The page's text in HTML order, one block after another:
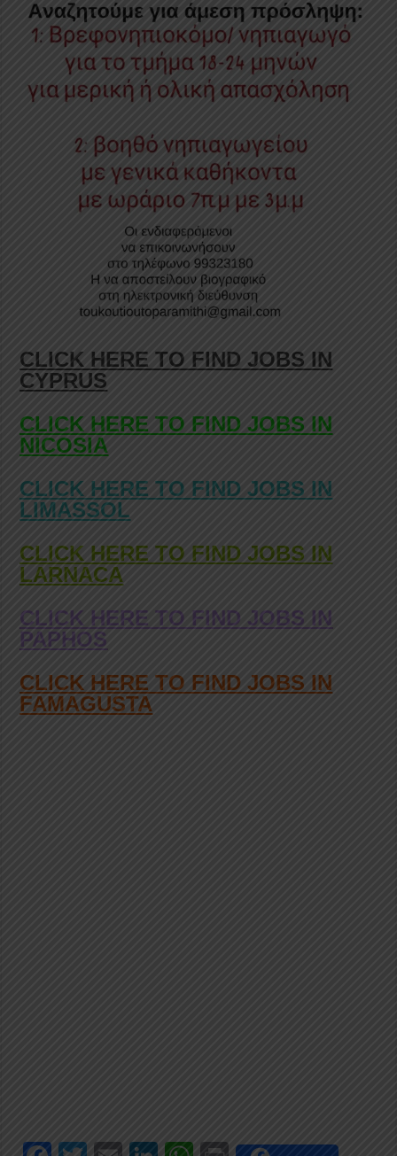
CLICK HERE TO FIND JOBS IN
CYPRUS
CLICK HERE TO FIND JOBS IN
NICOSIA
CLICK HERE TO FIND JOBS IN
LIMASSOL
CLICK HERE TO FIND JOBS IN
LARNACA
CLICK HERE TO FIND JOBS IN
PAPHOS
CLICK HERE TO FIND JOBS IN
FAMAGUSTA